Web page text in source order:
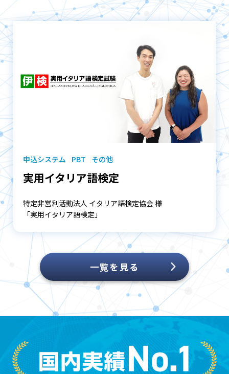
申込システム PBT その他
実用イタリア語検定
特定非営利活動法人 イタリア語検定協会 様
「実用イタリア語検定」
一覧を見る